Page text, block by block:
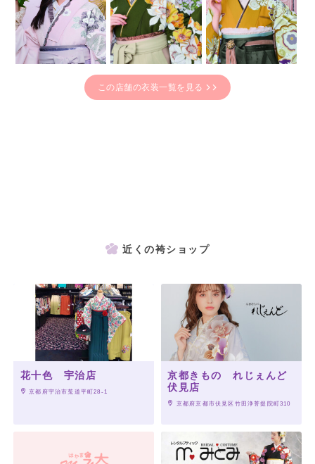
この店舗の衣装一覧を見る
近くの袴ショップ
花十色 宇治店
京都府宇治市莵道平町28-1
京都きもの れじぇんど
伏見店
京都府京都市伏見区竹田浄菩提院町310